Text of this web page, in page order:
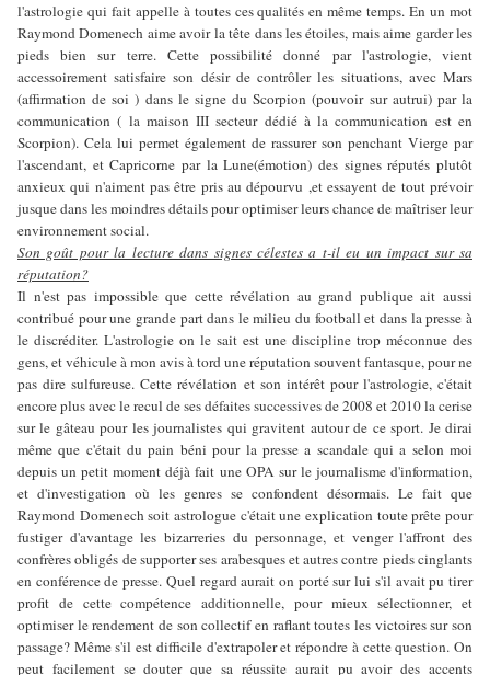
l'astrologie qui fait appelle à toutes ces qualités en même temps. En un mot
Raymond Domenech aime avoir la tête dans les étoiles, mais aime garder les
pieds bien sur terre. Cette possibilité donné par l'astrologie, vient
accessoirement satisfaire son désir de contrôler les situations, avec Mars
(affirmation de soi ) dans le signe du Scorpion (pouvoir sur autrui) par la
communication ( la maison III secteur dédié à la communication est en
Scorpion). Cela lui permet également de rassurer son penchant Vierge par
l'ascendant, et Capricorne par la Lune(émotion) des signes réputés plutôt
anxieux qui n'aiment pas être pris au dépourvu ,et essayent de tout prévoir
jusque dans les moindres détails pour optimiser leurs chance de maîtriser leur
environnement social.
Son goût pour la lecture dans signes célestes a t-il eu un impact sur sa
réputation?
Il n'est pas impossible que cette révélation au grand publique ait aussi
contribué pour une grande part dans le milieu du football et dans la presse à
le discréditer. L'astrologie on le sait est une discipline trop méconnue des
gens, et véhicule à mon avis à tord une réputation souvent fantasque, pour ne
pas dire sulfureuse. Cette révélation et son intérêt pour l'astrologie, c'était
encore plus avec le recul de ses défaites successives de 2008 et 2010 la cerise
sur le gâteau pour les journalistes qui gravitent autour de ce sport. Je dirai
même que c'était du pain béni pour la presse a scandale qui a selon moi
depuis un petit moment déjà fait une OPA sur le journalisme d'information,
et d'investigation où les genres se confondent désormais. Le fait que
Raymond Domenech soit astrologue c'était une explication toute prête pour
fustiger d'avantage les bizarreries du personnage, et venger l'affront des
confrères obligés de supporter ses arabesques et autres contre pieds cinglants
en conférence de presse. Quel regard aurait on porté sur lui s'il avait pu tirer
profit de cette compétence additionnelle, pour mieux sélectionner, et
optimiser le rendement de son collectif en raflant toutes les victoires sur son
passage? Même s'il est difficile d'extrapoler et répondre à cette question. On
peut facilement se douter que sa réussite aurait pu avoir des accents